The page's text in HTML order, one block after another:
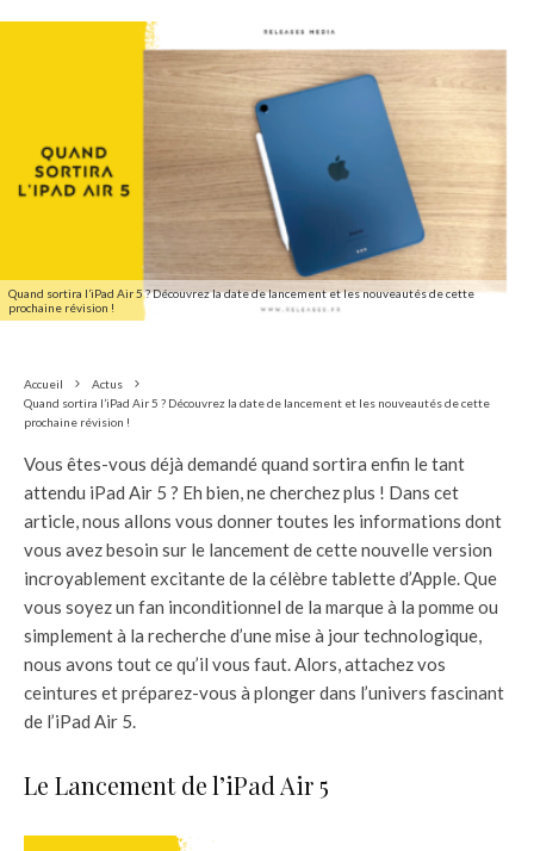
Quand sortira l’iPad Air 5 ? Découvrez la date de lancement et les nouveautés de cette
prochaine révision !
Accueil
Actus
Quand sortira l’iPad Air 5 ? Découvrez la date de lancement et les nouveautés de cette
prochaine révision !
Vous êtes-vous déjà demandé quand sortira enfin le tant
attendu iPad Air 5 ? Eh bien, ne cherchez plus ! Dans cet
article, nous allons vous donner toutes les informations dont
vous avez besoin sur le lancement de cette nouvelle version
incroyablement excitante de la célèbre tablette d’Apple. Que
vous soyez un fan inconditionnel de la marque à la pomme ou
simplement à la recherche d’une mise à jour technologique,
nous avons tout ce qu’il vous faut. Alors, attachez vos
ceintures et préparez-vous à plonger dans l’univers fascinant
de l’iPad Air 5.
Le Lancement de l’iPad Air 5